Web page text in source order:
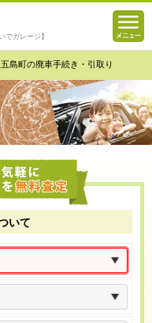
でガレージ】
島町の廃車手続き・引取り
いて